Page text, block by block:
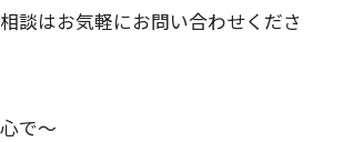
談はお気軽にお問い合わせくださ
で～